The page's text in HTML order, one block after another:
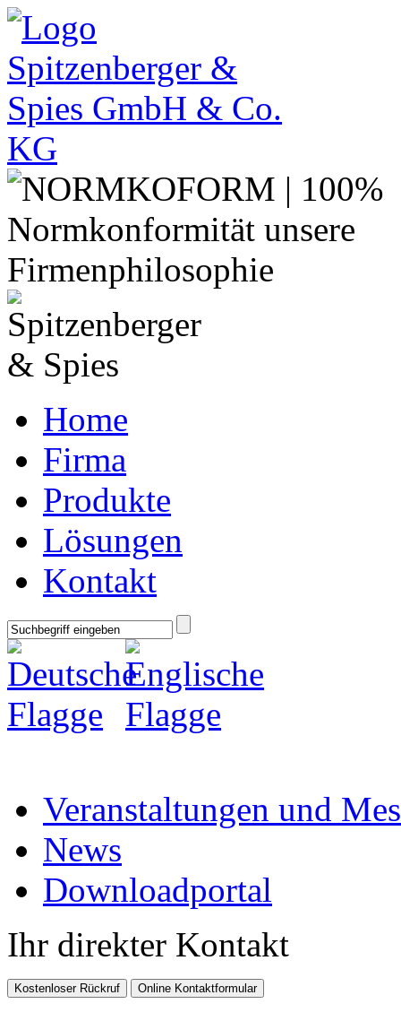
Home
Firma
Produkte
Lösungen
Kontakt
Veranstaltungen und
News
Downloadportal
Ihr direkter Kontakt